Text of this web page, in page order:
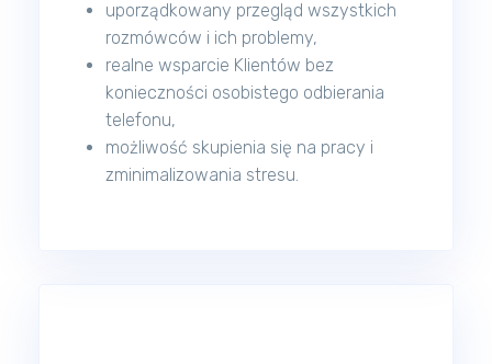
uporządkowany przegląd wszystkich
rozmówców i ich problemy,
realne wsparcie Klientów bez
konieczności osobistego odbierania
telefonu,
możliwość skupienia się na pracy i
zminimalizowania stresu.